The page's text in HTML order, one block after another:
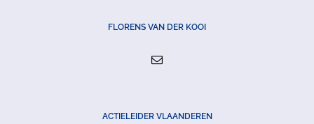
FLORENS VAN DER KOOI
ACTIELEIDER VLAANDEREN